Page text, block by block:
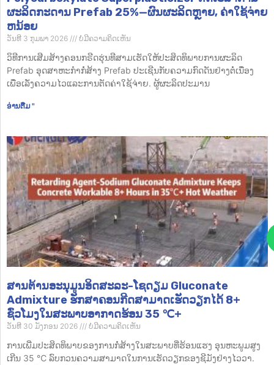
ຜະລິດກະດານ Prefab 25%—ຜົນຜະລິດຫຼາຍ, ຄ່າໃຊ້ຈ່າຍ
ຫນ້ອຍ
ວັນທີ 3 ກຸມພາ 2026 ບໍ່​ມີ​ຄວາມ​ຄິດ​ເຫັນ
ວິທີການເສີມສ້າງຄອນກຣີດຮຸ່ນທີສາມເຮັດໃຫ້ປະສິດທິພາບການຜະລິດ
Prefab ອຸດສາຫະກໍາກໍ່ສ້າງ Prefab ປະເຊີນກັບຄວາມກົດດັນຢ່າງຕໍ່ເນື່ອງ
ເພື່ອເລັ່ງຄວາມໄວແລະການຕັດຄ່າໃຊ້ຈ່າຍ. ຜູ້ຜະລິດປະມານ
ອ່ານ​ຕື່ມ "
ສານຕ້ານອະນຸມູນອິດສະລະ-ໂຊດຽມ Gluconate
Admixture ຮັກສາຄອນກີດສາມາດເຮັດວຽກໄດ້ 8+
ຊົ່ວໂມງໃນສະພາບອາກາດຮ້ອນ 35 ℃+
ວັນທີ 30 ມັງກອນ 2026 ບໍ່​ມີ​ຄວາມ​ຄິດ​ເຫັນ
ການເພີ່ມປະສິດທິພາບຂອງການກໍ່ສ້າງໃນສະພາບທີ່ຮ້ອນແຮງ ອຸນຫະພູມສູງ
ເກີນ 35 ℃ ລົບກວນຄວາມສາມາດໃນການເຮັດວຽກຂອງຊີມັງຢ່າງໄວວາ.